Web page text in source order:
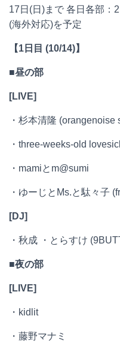
17日(日)まで 各日各部：
(海外対応)を予定
【1日目 (10/14)】
■昼の部
[LIVE]
・杉本清隆 (orangenoise
・three-weeks-old
・mamiとm@sumi
・ゆーじとMs.と駄々子
[DJ]
・秋成 ・とらすけ
■夜の部
[LIVE]
・kidlit
・藤野マナミ